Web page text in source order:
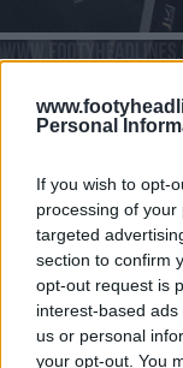
Personal
If you wish to opt-
processing of
targeted
section to confirm
opt-out request is
interest-based
us or personal
your opt-out. You